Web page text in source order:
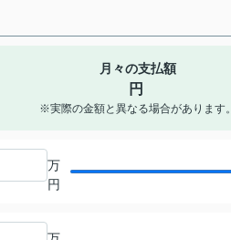
月々の支払額
円
※実際の金額と異なる場合があります。
万
円